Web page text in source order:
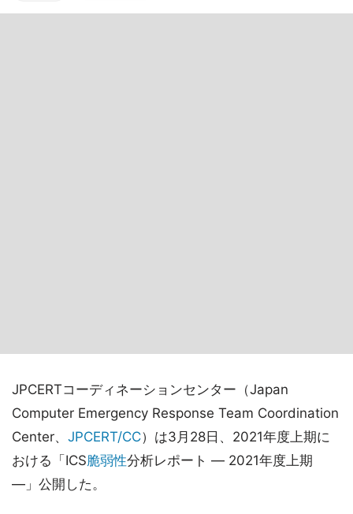
JPCERTコーディネーションセンター（Japan
Computer Emergency Response Team Coordination
Center、 JPCERT/CC）は3月28日、2021年度上期に
おける「ICS脆弱性分析レポート ― 2021年度上期
―」公開した。